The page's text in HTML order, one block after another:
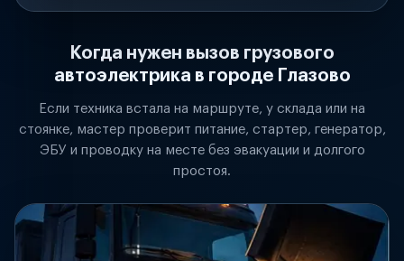
Когда нужен вызов грузового
автоэлектрика в городе Глазово
Если техника встала на маршруте, у склада или на
стоянке, мастер проверит питание, стартер, генератор,
ЭБУ и проводку на месте без эвакуации и долгого
простоя.